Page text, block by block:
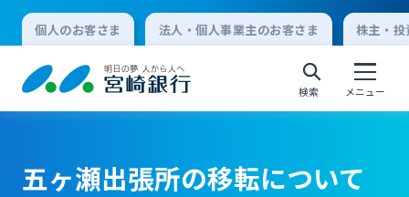
個人のお客さま 法人・個人事業主のお客さま 株主・
検索 メニュー
個人向けインターネットバンキング
五ヶ瀬出張所の移転について